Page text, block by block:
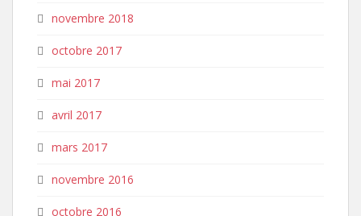
novembre 2018
octobre 2017
mai 2017
avril 2017
mars 2017
novembre 2016
octobre 2016